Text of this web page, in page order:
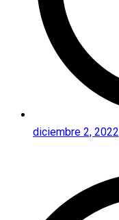
diciembre 2, 2022